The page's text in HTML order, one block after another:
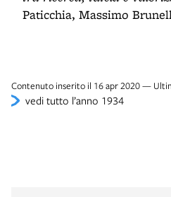
Paticchia, Massimo
Contenuto inserito il 16 apr 2020 —
vedi tutto l’anno 1934